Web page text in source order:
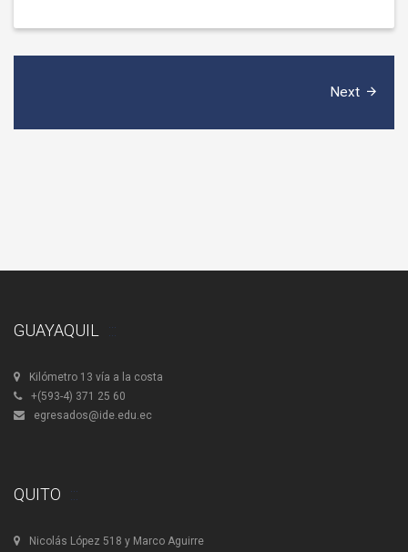
Next
GUAYAQUIL
Kilómetro 13 vía a la costa
+(593-4) 371 25 60
egresados@ide.edu.ec
QUITO
Nicolás López 518 y Marco Aguirre